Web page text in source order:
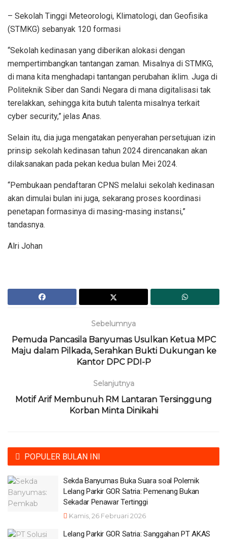
– Sekolah Tinggi Meteorologi, Klimatologi, dan Geofisika
(STMKG) sebanyak 120 formasi
“Sekolah kedinasan yang diberikan alokasi dengan
mempertimbangkan tantangan zaman. Misalnya di STMKG,
di mana kita menghadapi tantangan perubahan iklim. Juga di
Politeknik Siber dan Sandi Negara di mana digitalisasi tak
terelakkan, sehingga kita butuh talenta misalnya terkait
cyber security,” jelas Anas.
Selain itu, dia juga mengatakan penyerahan persetujuan izin
prinsip sekolah kedinasan tahun 2024 direncanakan akan
dilaksanakan pada pekan kedua bulan Mei 2024.
“Pembukaan pendaftaran CPNS melalui sekolah kedinasan
akan dimulai bulan ini juga, sekarang proses koordinasi
penetapan formasinya di masing-masing instansi,”
tandasnya.
Alri Johan
Sebelumnya
Pemuda Pancasila Banyumas Usulkan Ketua MPC
Maju dalam Pilkada, Serahkan Bukti Dukungan ke
Kantor DPC PDI-P
Selanjutnya
Motif Arif Membunuh RM Lantaran Tersinggung
Korban Minta Dinikahi
POPULER BULAN INI
Sekda Banyumas Buka Suara soal Polemik
Lelang Parkir GOR Satria: Pemenang Bukan
Sekadar Penawar Tertinggi
Kamis, 26 Februari 2026
Lelang Parkir GOR Satria: Sanggahan PT AKAS